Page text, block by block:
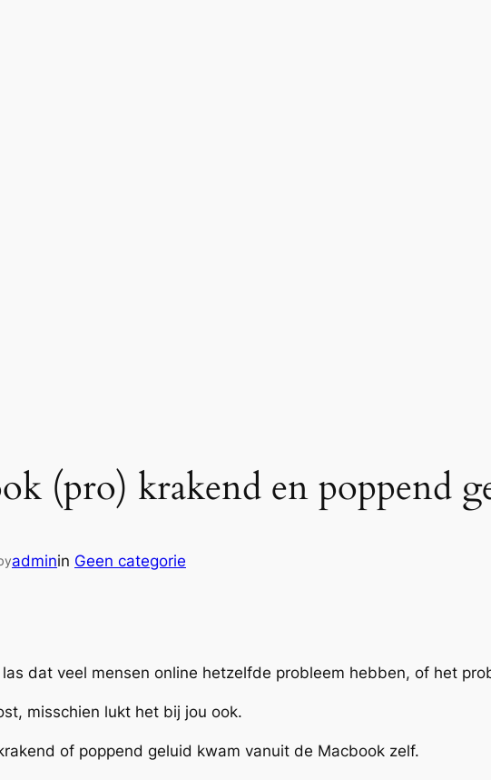
(pro) krakend en poppend
adminin Geen categorie
dat veel mensen online hetzelfde probleem hebben, of het
misschien lukt het bij jou ook.
of poppend geluid kwam vanuit de Macbook zelf.